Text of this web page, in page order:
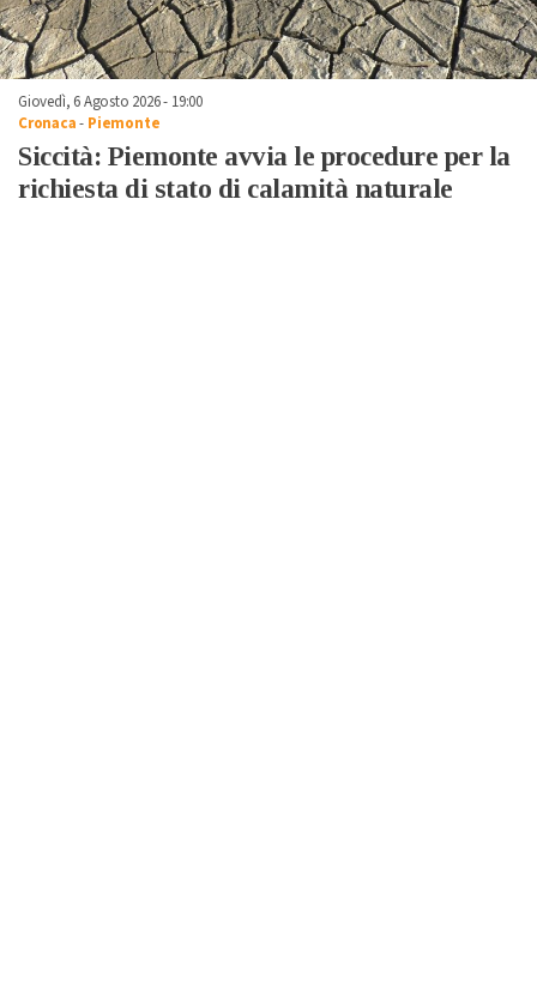
Giovedì, 6 Agosto 2026 - 19:00
Cronaca- Piemonte
Siccità: Piemonte avvia le procedure per la
richiesta di stato di calamità naturale